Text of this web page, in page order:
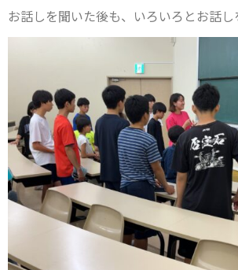
お話しを聞いた後も、いろいろとお話し